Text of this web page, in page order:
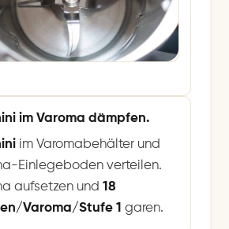
im Varoma dämpfen.
im Varomabehälter und
Einlegeboden verteilen.
aufsetzen und 18
Varoma/Stufe 1 garen.